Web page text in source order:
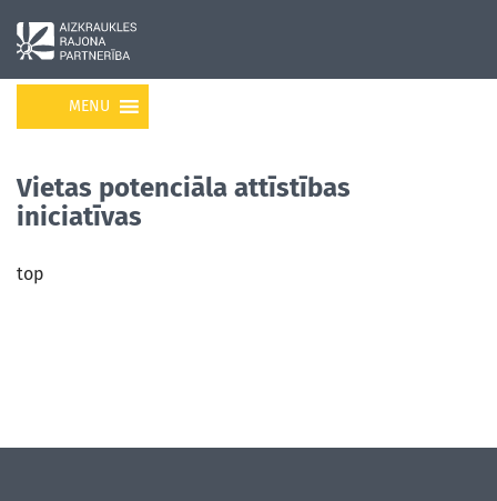
MENU
Vietas potenciāla attīstības
iniciatīvas
top